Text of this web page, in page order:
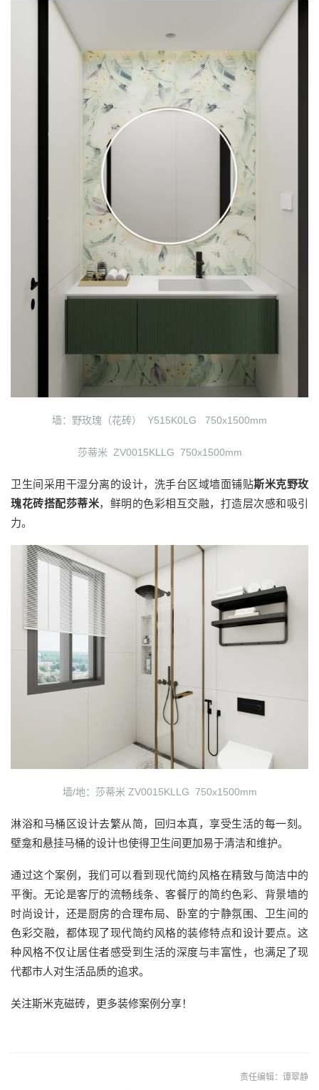
墙：野玫瑰（花砖） Y515K0LG 750x1500mm
莎蒂米 ZV0015KLLG 750x1500mm
卫生间采用干湿分离的设计，洗手台区域墙面铺贴斯米克野玫
瑰花砖搭配莎蒂米，鲜明的色彩相互交融，打造层次感和吸引
力。
墙/地：莎蒂米 ZV0015KLLG 750x1500mm
淋浴和马桶区设计去繁从简，回归本真，享受生活的每一刻。
壁龛和悬挂马桶的设计也使得卫生间更加易于清洁和维护。
通过这个案例，我们可以看到现代简约风格在精致与简洁中的
平衡。无论是客厅的流畅线条、客餐厅的简约色彩、背景墙的
时尚设计，还是厨房的合理布局、卧室的宁静氛围、卫生间的
色彩交融，都体现了现代简约风格的装修特点和设计要点。这
种风格不仅让居住者感受到生活的深度与丰富性，也满足了现
代都市人对生活品质的追求。
关注斯米克磁砖，更多装修案例分享！
责任编辑：谭翠静